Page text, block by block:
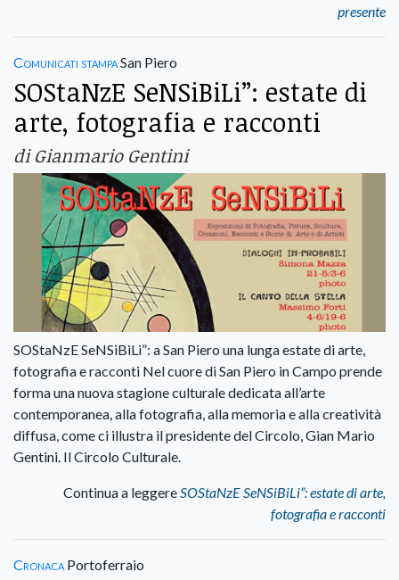
presente
Comunicati stampaSan Piero
SOStaNzE SeNSiBiLi”: estate di
arte, fotografia e racconti
di Gianmario Gentini
SOStaNzE SeNSiBiLi”: a San Piero una lunga estate di arte,
fotografia e racconti Nel cuore di San Piero in Campo prende
forma una nuova stagione culturale dedicata all’arte
contemporanea, alla fotografia, alla memoria e alla creatività
diffusa, come ci illustra il presidente del Circolo, Gian Mario
Gentini. Il Circolo Culturale.
Continua a leggere SOStaNzE SeNSiBiLi”: estate di arte,
fotografia e racconti
Cronaca Portoferraio